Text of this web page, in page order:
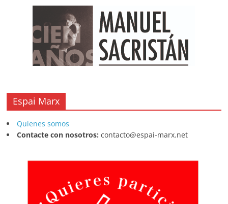
Espai Marx
Quienes somos
Contacte con nosotros: contacto@espai-marx.net